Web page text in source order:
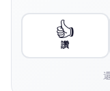
👍
讚